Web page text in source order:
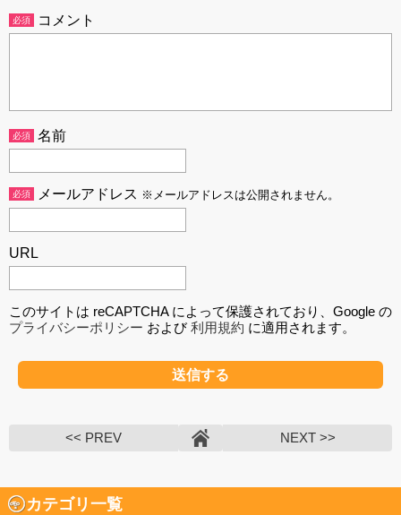
必須 コメント
必須 名前
必須 メールアドレス ※メールアドレスは公開されません。
URL
このサイトは reCAPTCHA によって保護されており、Google の
プライバシーポリシー および利用規約 に適用されます。
<< PREV NEXT >>
カテゴリ一覧